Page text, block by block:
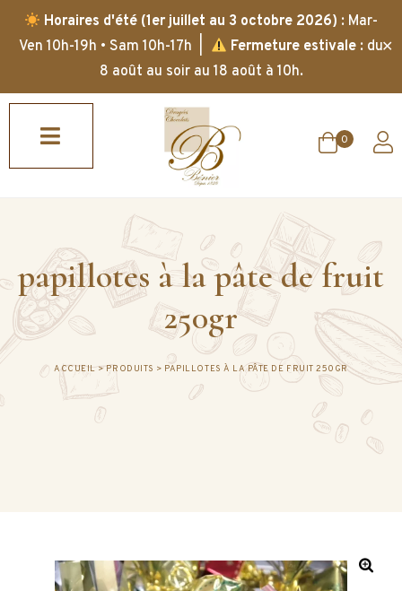
Horaires d'été (1er juillet au 3 octobre 2026) : Mar-
Ven 10h-19h • Sam 10h-17h |
Fermeture estivale: du
8 août au soir au 18 août à 10h.
✕
0
papillotes à la pâte de fruit
250gr
ACCUEIL> PRODUITS > PAPILLOTES À LA PÂTE DE FRUIT 250GR